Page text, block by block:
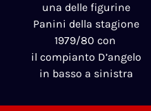
una delle figurine
Panini della stagione
1979/80 con
il compianto D’angelo
in basso a sinistra